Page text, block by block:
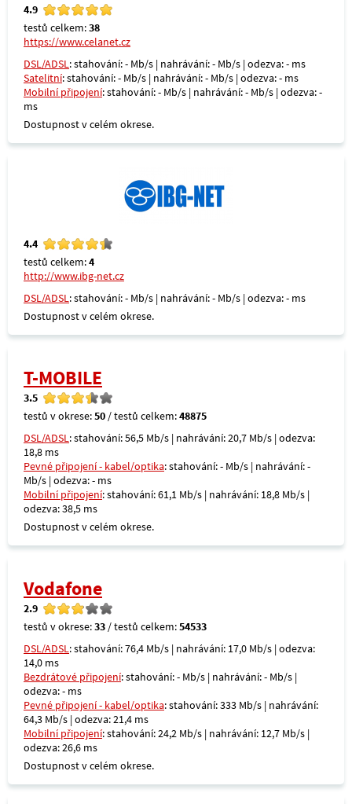
4.9
testů celkem:38
https://www.celanet.cz
DSL/ADSL: stahování: - Mb/s | nahrávání: - Mb/s | odezva: - ms
Satelitní: stahování: - Mb/s | nahrávání: - Mb/s | odezva: - ms
Mobilní připojení: stahování: - Mb/s | nahrávání: - Mb/s | odezva: -
ms
Dostupnost v celém okrese.
4.4
testů celkem:4
http://www.ibg-net.cz
DSL/ADSL: stahování: - Mb/s | nahrávání: - Mb/s | odezva: - ms
Dostupnost v celém okrese.
T-MOBILE
3.5
testů v okrese:50 / testů celkem:48875
DSL/ADSL: stahování: 56,5 Mb/s | nahrávání: 20,7 Mb/s | odezva:
18,8 ms
Pevné připojení - kabel/optika: stahování: - Mb/s | nahrávání: -
Mb/s | odezva: - ms
Mobilní připojení: stahování: 61,1 Mb/s | nahrávání: 18,8 Mb/s |
odezva: 38,5 ms
Dostupnost v celém okrese.
Vodafone
2.9
testů v okrese:33 / testů celkem:54533
DSL/ADSL: stahování: 76,4 Mb/s | nahrávání: 17,0 Mb/s | odezva:
14,0 ms
Bezdrátové připojení: stahování: - Mb/s | nahrávání: - Mb/s |
odezva: - ms
Pevné připojení - kabel/optika: stahování: 333 Mb/s | nahrávání:
64,3 Mb/s | odezva: 21,4 ms
Mobilní připojení: stahování: 24,2 Mb/s | nahrávání: 12,7 Mb/s |
odezva: 26,6 ms
Dostupnost v celém okrese.